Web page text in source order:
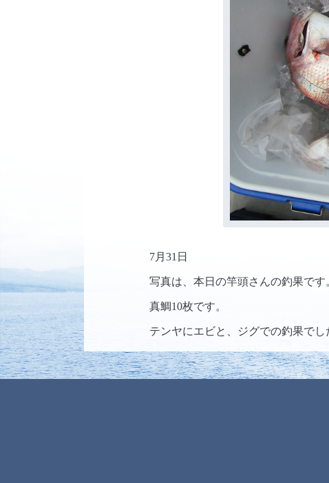
7月31日
写真は、本日の竿頭さんの釣果です
真鯛10枚です。
テンヤにエビと、ジグでの釣果でし